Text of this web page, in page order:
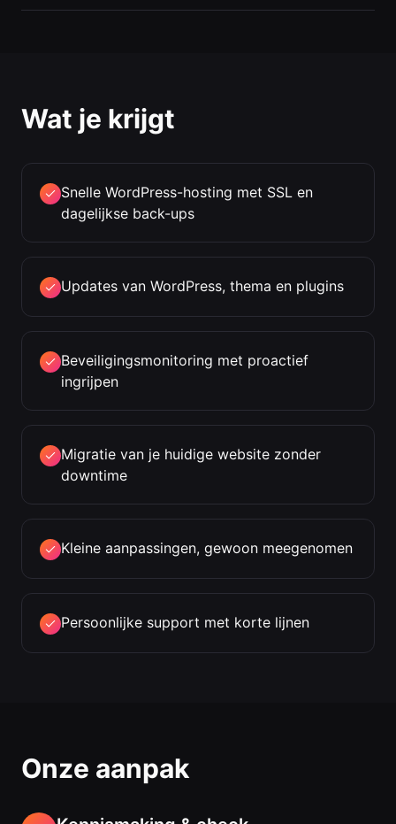
Wat je krijgt
Snelle WordPress-hosting met SSL en
dagelijkse back-ups
Updates van WordPress, thema en plugins
Beveiligingsmonitoring met proactief
ingrijpen
Migratie van je huidige website zonder
downtime
Kleine aanpassingen, gewoon meegenomen
Persoonlijke support met korte lijnen
Onze aanpak